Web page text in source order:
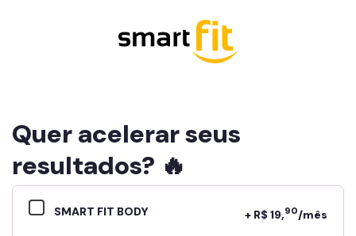
Quer acelerar seus
resultados? 🔥
SMART FIT BODY + R$ 19,90/mês